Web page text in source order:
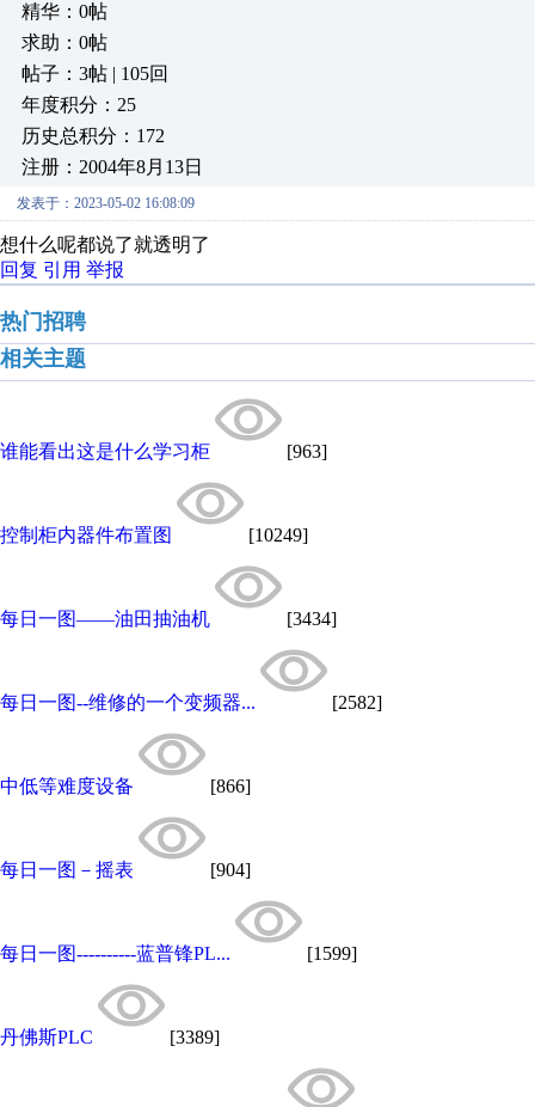
精华：0帖
求助：0帖
帖子：3帖 | 105回
年度积分：25
历史总积分：172
注册：2004年8月13日
发表于：2023-05-02 16:08:09
想什么呢都说了就透明了
回复 引用 举报
热门招聘
相关主题
谁能看出这是什么学习柜 [963]
控制柜内器件布置图 [10249]
每日一图——油田抽油机 [3434]
每日一图--维修的一个变频器... [2582]
中低等难度设备 [866]
每日一图－摇表 [904]
每日一图----------蓝普锋PL... [1599]
丹佛斯PLC [3389]